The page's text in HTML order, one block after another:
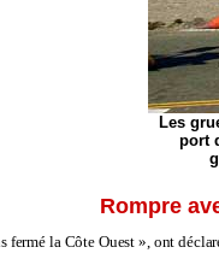
Les
port
Rompre
fermé la Côte Ouest », ont